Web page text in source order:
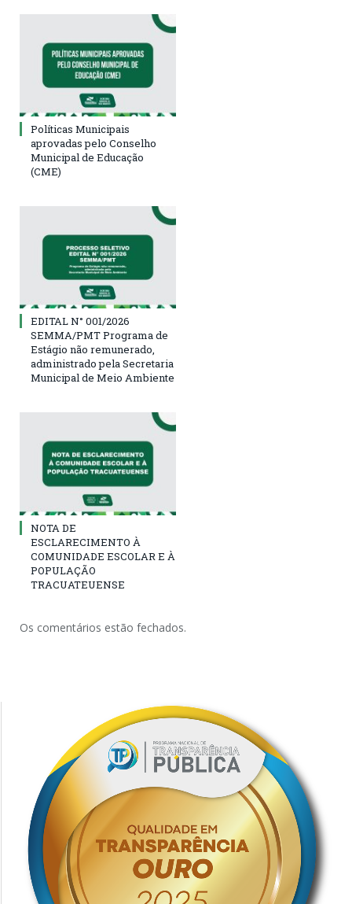
Políticas Municipais
aprovadas pelo Conselho
Municipal de Educação
(CME)
EDITAL N° 001/2026
SEMMA/PMT Programa de
Estágio não remunerado,
administrado pela Secretaria
Municipal de Meio Ambiente
NOTA DE
ESCLARECIMENTO À
COMUNIDADE ESCOLAR E À
POPULAÇÃO
TRACUATEUENSE
Os comentários estão fechados.